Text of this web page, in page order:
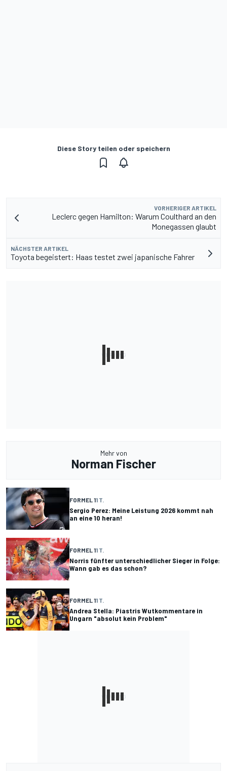
Diese Story teilen oder speichern
VORHERIGER ARTIKEL
Leclerc gegen Hamilton: Warum Coulthard an den
Monegassen glaubt
NÄCHSTER ARTIKEL
Toyota begeistert: Haas testet zwei japanische Fahrer
Mehr von
Norman Fischer
FORMEL 11 T.
Sergio Perez: Meine Leistung 2026 kommt nah
an eine 10 heran!
FORMEL 11 T.
Norris fünfter unterschiedlicher Sieger in Folge:
Wann gab es das schon?
FORMEL 11 T.
Andrea Stella: Piastris Wutkommentare in
Ungarn "absolut kein Problem"